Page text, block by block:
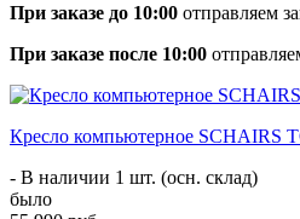
При заказе до 10:00 отправляем
При заказе после 10:00
Кресло компьютерное SCHAIRS
- В наличии 1 шт. (осн. склад)
было